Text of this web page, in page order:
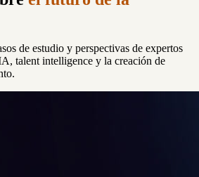
de estudio y perspectivas de expertos
talent intelligence y la creación de